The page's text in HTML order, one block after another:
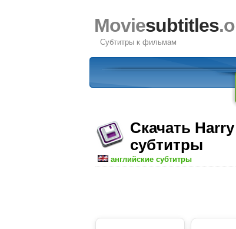
Moviesubtitles
Субтитры к фильмам
Скачать
субтитры
английские субтитры